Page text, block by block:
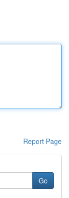
Report Page
Go